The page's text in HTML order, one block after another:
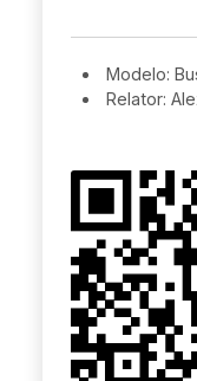
Modelo:
Relator: